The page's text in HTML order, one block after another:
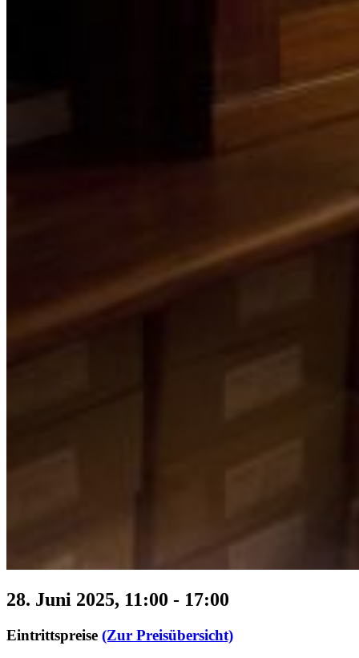
28. Juni 2025, 11:00 - 17:00
Eintrittspreise (Zur Preisübersicht)